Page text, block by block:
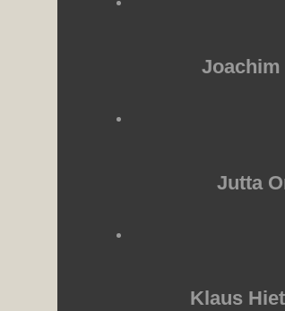
Joachim
Jutta
Klaus